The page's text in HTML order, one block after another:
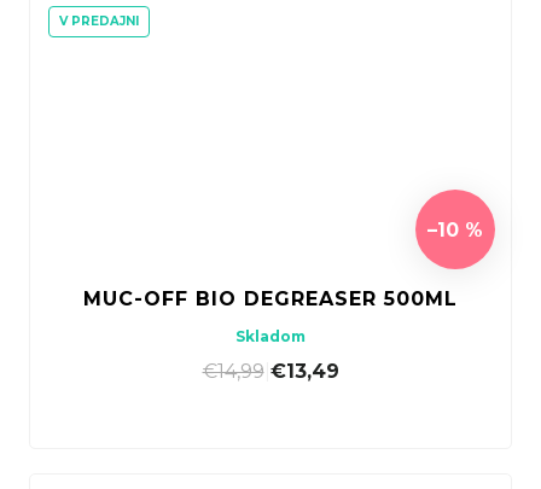
V PREDAJNI
–10 %
MUC-OFF BIO DEGREASER 500ML
Skladom
€14,99| €13,49